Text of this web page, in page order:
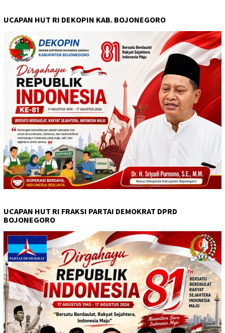
UCAPAN HUT RI DEKOPIN KAB. BOJONEGORO
UCAPAN HUT RI FRAKSI PARTAI DEMOKRAT DPRD
BOJONEGORO